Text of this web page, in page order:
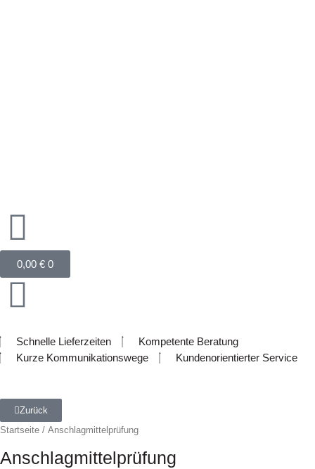
0,00 € 0
Warenkorb
Schnelle Lieferzeiten
Kompetente Beratung
Kurze Kommunikationswege
Kundenorientierter Service
Zurück
Startseite / Anschlagmittelprüfung
Anschlagmittelprüfung